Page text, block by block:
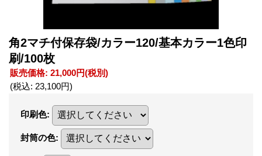
角2マチ付保存袋/カラー120/基本カラー1色印
刷/100枚
販売価格: 21,000円(税別)
(税込: 23,100円)
印刷色:
封筒の色: